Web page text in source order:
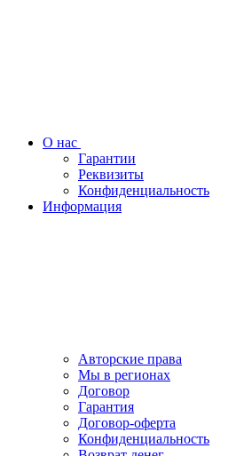
О нас
Гарантии
Реквизиты
Конфиденциальность
Информация
Авторские права
Мы в регионах
Договор
Гарантия
Договор-оферта
Конфиденциальность